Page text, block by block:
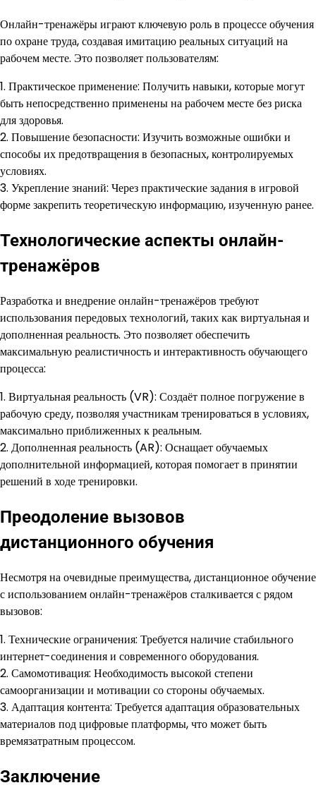
Онлайн-тренажёры играют ключевую роль в процессе обучения
по охране труда, создавая имитацию реальных ситуаций на
рабочем месте. Это позволяет пользователям:
1. Практическое применение: Получить навыки, которые могут
быть непосредственно применены на рабочем месте без риска
для здоровья.
2. Повышение безопасности: Изучить возможные ошибки и
способы их предотвращения в безопасных, контролируемых
условиях.
3. Укрепление знаний: Через практические задания в игровой
форме закрепить теоретическую информацию, изученную ранее.
Технологические аспекты онлайн-
тренажёров
Разработка и внедрение онлайн-тренажёров требуют
использования передовых технологий, таких как виртуальная и
дополненная реальность. Это позволяет обеспечить
максимальную реалистичность и интерактивность обучающего
процесса:
1. Виртуальная реальность (VR): Создаёт полное погружение в
рабочую среду, позволяя участникам тренироваться в условиях,
максимально приближенных к реальным.
2. Дополненная реальность (AR): Оснащает обучаемых
дополнительной информацией, которая помогает в принятии
решений в ходе тренировки.
Преодоление вызовов
дистанционного обучения
Несмотря на очевидные преимущества, дистанционное обучение
с использованием онлайн-тренажёров сталкивается с рядом
вызовов:
1. Технические ограничения: Требуется наличие стабильного
интернет-соединения и современного оборудования.
2. Самомотивация: Необходимость высокой степени
самоорганизации и мотивации со стороны обучаемых.
3. Адаптация контента: Требуется адаптация образовательных
материалов под цифровые платформы, что может быть
времязатратным процессом.
Заключение